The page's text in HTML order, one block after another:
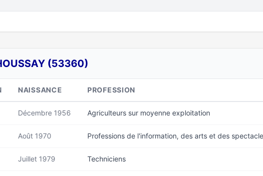
(53360)
NAISSANCE PROFESSION
Décembre 1956 Agriculteurs sur moyenne exploitation
Août 1970 Professions de l'information, des arts et des
Juillet 1979 Techniciens